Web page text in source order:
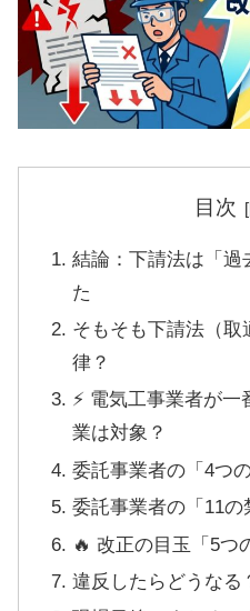
目次
結論：下請法は「過
た
そもそも下請法（取
律？
⚡ 電気工事業者が
業は対象？
委託事業者の「4つの
委託事業者の「11の
🔥 改正の目玉「5つ
違反したらどうなる